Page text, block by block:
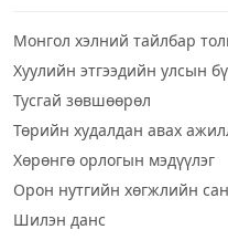
Монгол хэлний тайлбар
Хуулийн этгээдийн улсын
Тусгай зөвшөөрөл
Төрийн худалдан авах
Хөрөнгө орлогын мэдүүлэг
Орон нутгийн хөгжлийн сан
Шилэн данс